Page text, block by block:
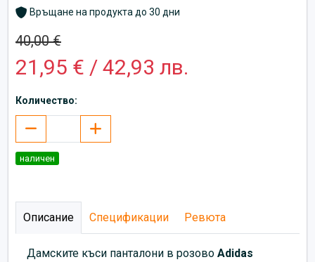
Връщане на продукта до 30 дни
40,00 €
21,95 € / 42,93 лв.
Количество:
наличен
Описание Спецификации Ревюта
Дамските къси панталони в розово Adidas